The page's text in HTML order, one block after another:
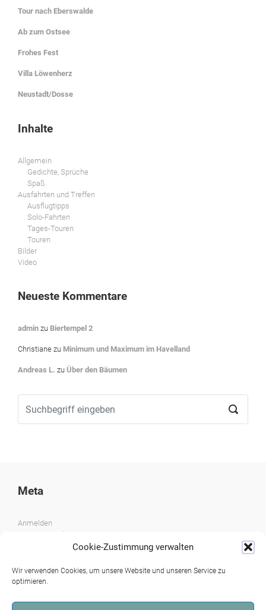
Cookie-Zustimmung verwalten
Wir verwenden Cookies, um unsere Website und unseren Service zu
optimieren.
Tour nach Eberswalde
Ab zum Ostsee
Frohes Fest
Villa Löwenherz
Neustadt/Dosse
Inhalte
Allgemein
Gedichte, Sprüche
Spaß
Ausfahrten und Treffen
Ausflugtipps
Solo-Fahrten
Tages-Touren
Touren
Bilder
Video
Neueste Kommentare
admin zu Biertempel 2
Christiane zu Minimum und Maximum im Havelland
Andreas L. zu Über den Bäumen
Meta
Anmelden
Eintrags-Feed
Kommentar-Feed